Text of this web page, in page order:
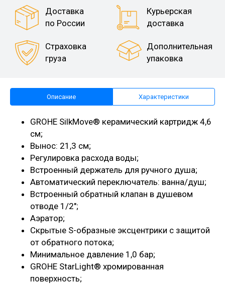
Доставка
по России
Курьерская
доставка
Страховка
груза
Дополнительная
упаковка
Описание Характеристики
GROHE SilkMove® керамический картридж 4,6
см;
Вынос: 21,3 см;
Регулировка расхода воды;
Встроенный держатель для ручного душа;
Автоматический переключатель: ванна/душ;
Встроенный обратный клапан в душевом
отводе 1/2";
Аэратор;
Скрытые S-образные эксцентрики с защитой
от обратного потока;
Минимальное давление 1,0 бар;
GROHE StarLight® хромированная
поверхность;